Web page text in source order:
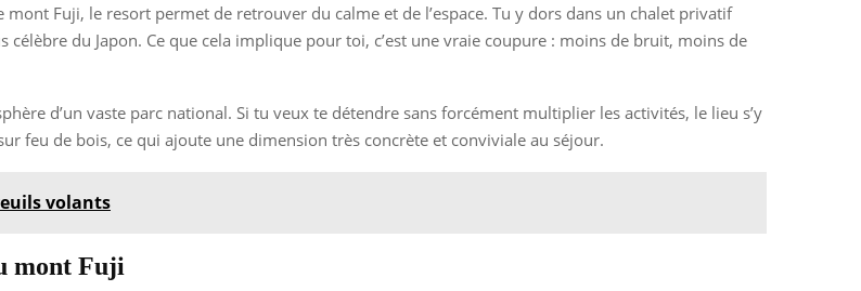
Fuji, le resort permet de retrouver du calme et de l’espace. Tu y dors dans un chalet privatif
du Japon. Ce que cela implique pour toi, c’est une vraie coupure : moins de bruit, moins de
d’un vaste parc national. Si tu veux te détendre sans forcément multiplier les activités, le lieu s’y
feu de bois, ce qui ajoute une dimension très concrète et conviviale au séjour.
volants
mont Fuji